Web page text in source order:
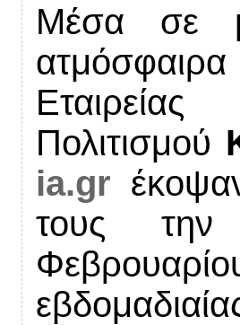
Μέσα σε
Πολιτισμού
ia.gr
τους την